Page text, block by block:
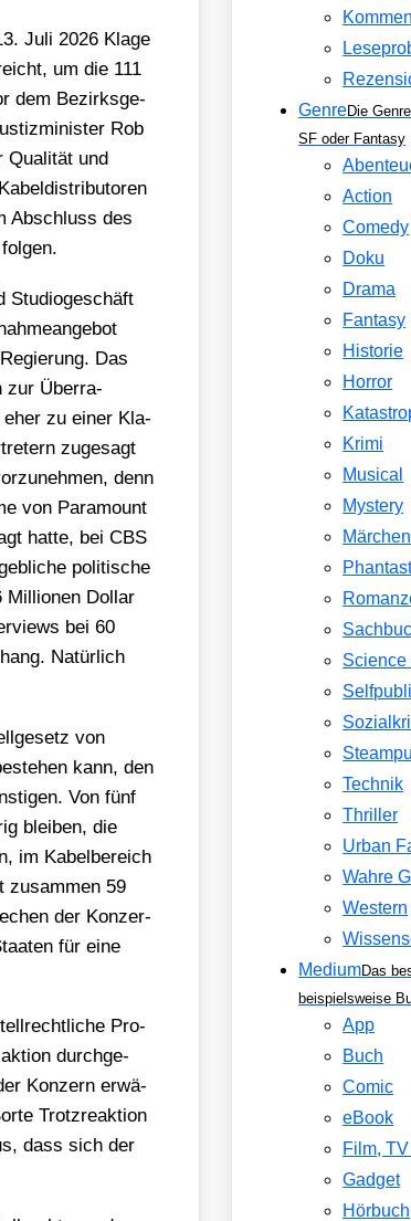
Juli 2026 Kla­ge
um die 111
dem Bezirks­ge­
Rob
Qua­li­tät und
Abschluss des
Stu­dio­ge­schäft
Das
zur Über­ra­
eher zu einer Kla­
zuge­sagt
denn
von Para­mount
hat­te, bei CBS
poli­ti­sche
Mil­lio­nen Dol­lar
bei 60
Natür­lich
von
kann, den
Von fünf
blei­ben, die
im Kabel­be­reich
zusam­men 59
der Kon­zer­
für eine
Pro­
durch­ge­
Kon­zern erwä­
Trotz­re­ak­ti­on
dass sich der
GenreDie
SF oder Fantasy
Action
Comedy
Doku
Drama
Fantasy
Historie
Horror
Krimi
Musical
Mystery
Märchen
Science
Technik
Thriller
Urban
Wahre
Western
MediumDas
beispielsweise
App
Buch
Comic
eBook
Film,
Gadget
Hörbuch